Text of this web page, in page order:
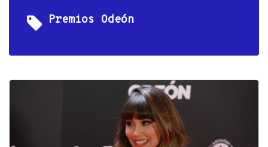
Premios Odeón